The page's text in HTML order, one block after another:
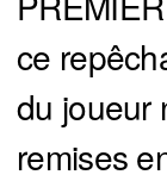
ce
du joueur
remises